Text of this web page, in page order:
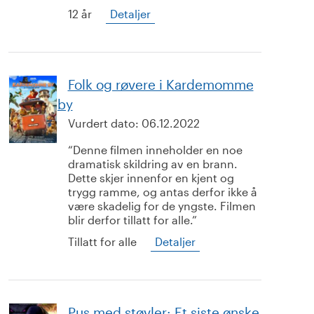
12 år
Detaljer
Folk og røvere i Kardemomme
by
Vurdert dato: 06.12.2022
Denne filmen inneholder en noe
dramatisk skildring av en brann.
Dette skjer innenfor en kjent og
trygg ramme, og antas derfor ikke å
være skadelig for de yngste. Filmen
blir derfor tillatt for alle.
Tillatt for alle
Detaljer